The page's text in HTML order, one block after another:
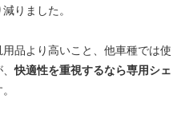
りました。
品より高いこと、他車種では使
、快適性を重視するなら専用シェ